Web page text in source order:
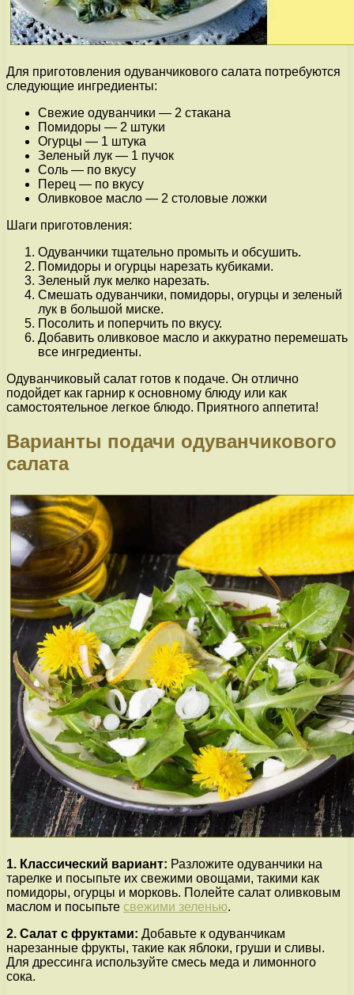
Для приготовления одуванчикового салата потребуются
следующие ингредиенты:
Свежие одуванчики — 2 стакана
Помидоры — 2 штуки
Огурцы — 1 штука
Зеленый лук — 1 пучок
Соль — по вкусу
Перец — по вкусу
Оливковое масло — 2 столовые ложки
Шаги приготовления:
Одуванчики тщательно промыть и обсушить.
Помидоры и огурцы нарезать кубиками.
Зеленый лук мелко нарезать.
Смешать одуванчики, помидоры, огурцы и зеленый
лук в большой миске.
Посолить и поперчить по вкусу.
Добавить оливковое масло и аккуратно перемешать
все ингредиенты.
Одуванчиковый салат готов к подаче. Он отлично
подойдет как гарнир к основному блюду или как
самостоятельное легкое блюдо. Приятного аппетита!
Варианты подачи одуванчикового
салата
1. Классический вариант: Разложите одуванчики на
тарелке и посыпьте их свежими овощами, такими как
помидоры, огурцы и морковь. Полейте салат оливковым
маслом и посыпьте свежими зеленью.
2. Салат с фруктами: Добавьте к одуванчикам
нарезанные фрукты, такие как яблоки, груши и сливы.
Для дрессинга используйте смесь меда и лимонного
сока.